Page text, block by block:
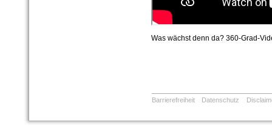
Was wächst denn da? 360-Grad-
Barrierefreiheit Datenschutz